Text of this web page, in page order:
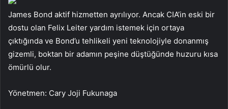
James Bond aktif hizmetten ayrılıyor. Ancak CIA’in eski bir
dostu olan Felix Leiter yardım istemek için ortaya
çıktığında ve Bond’u tehlikeli yeni teknolojiyle donanmış
gizemli, boktan bir adamın peşine düştüğünde huzuru kısa
ömürlü olur.
Yönetmen: Cary Joji Fukunaga